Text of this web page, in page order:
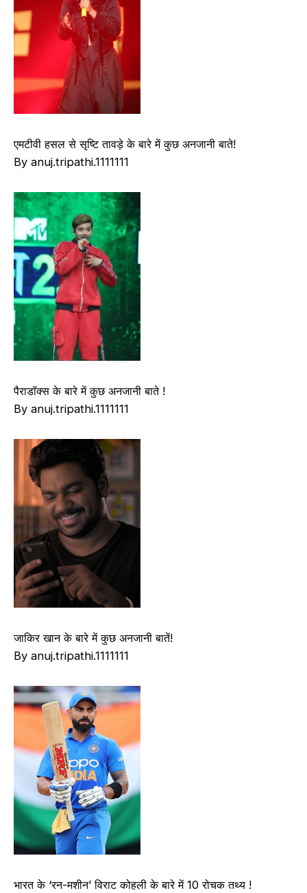
एमटीवी हसल से सृष्टि तावड़े के बारे में कुछ अनजानी बाते!
By anuj.tripathi.1111111
पैराडॉक्स के बारे में कुछ अनजानी बाते !
By anuj.tripathi.1111111
जाकिर खान के बारे में कुछ अनजानी बातें!
By anuj.tripathi.1111111
भारत के ‘रन-मशीन’ विराट कोहली के बारे में 10 रोचक तथ्य !